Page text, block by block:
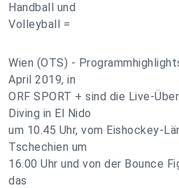
Handball und
Volleyball =
Wien (OTS) -
April 2019, in
ORF SPORT + sind die Live-
Diving in El Nido
um 10.45 Uhr, vom Eishockey-
Tschechien um
16.00 Uhr und von der Bounce
das